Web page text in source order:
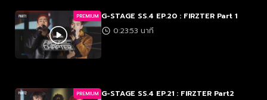
PREMIUM G-STAGE SS.4 EP.20 : FIRZTER Part 1
0:23:53 นาที
PREMIUM G-STAGE SS.4 EP.21 : FIRZTER Part2